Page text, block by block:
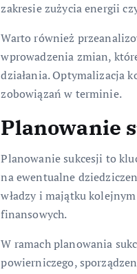
zakresie zużycia energii
Warto również
wprowadzenia zmian,
działania. Optymalizacja
zobowiązań w terminie.
Planowanie
Planowanie sukcesji to
na ewentualne
władzy i majątku
finansowych.
W ramach planowania
powierniczego,